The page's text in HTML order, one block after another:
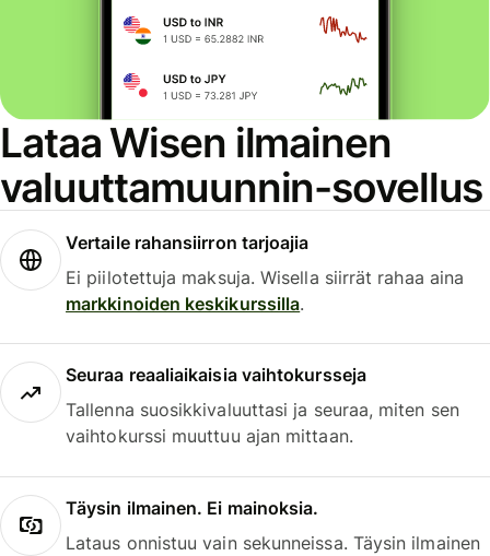
Lataa Wisen ilmainen
valuuttamuunnin-sovellus
Vertaile rahansiirron tarjoajia
Ei piilotettuja maksuja. Wisella siirrät rahaa aina
markkinoiden keskikurssilla.
Seuraa reaaliaikaisia vaihtokursseja
Tallenna suosikkivaluuttasi ja seuraa, miten sen
vaihtokurssi muuttuu ajan mittaan.
Täysin ilmainen. Ei mainoksia.
Lataus onnistuu vain sekunneissa. Täysin ilmainen